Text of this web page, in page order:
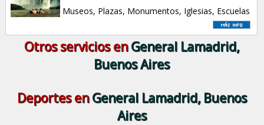
Museos, Plazas, Monumentos, Iglesias, Escuelas
Otros servicios enGeneral Lamadrid,
Buenos Aires
Deportes enGeneral Lamadrid, Buenos
Aires